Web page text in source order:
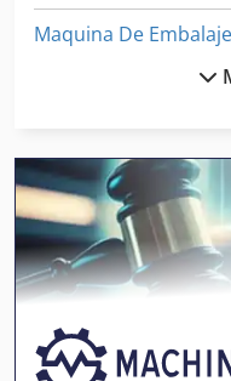
Maquina De Embalaje
Maquina De
Maquinas De Coser
Maquinas De
Máquina De Acabado
Máquina De